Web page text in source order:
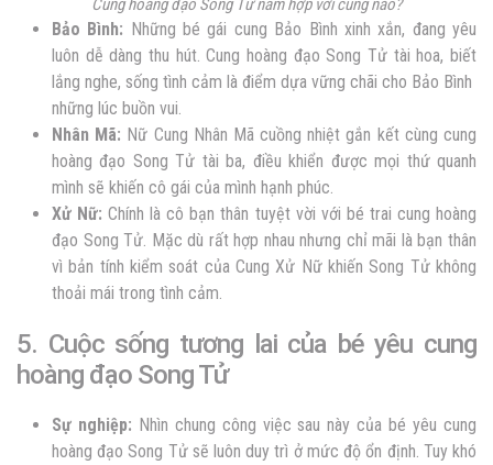
Cung hoàng đạo Song Tử nam hợp với cung nào?
Bảo Bình: Những bé gái cung Bảo Bình xinh xắn, đang yêu
luôn dễ dàng thu hút. Cung hoàng đạo Song Tử tài hoa, biết
lắng nghe, sống tình cảm là điểm dựa vững chãi cho Bảo Bình
những lúc buồn vui.
Nhân Mã: Nữ Cung Nhân Mã cuồng nhiệt gắn kết cùng cung
hoàng đạo Song Tử tài ba, điều khiển được mọi thứ quanh
mình sẽ khiến cô gái của mình hạnh phúc.
Xử Nữ: Chính là cô bạn thân tuyệt vời với bé trai cung hoàng
đạo Song Tử. Mặc dù rất hợp nhau nhưng chỉ mãi là bạn thân
vì bản tính kiểm soát của Cung Xử Nữ khiến Song Tử không
thoải mái trong tình cảm.
5. Cuộc sống tương lai của bé yêu cung
hoàng đạo Song Tử
Sự nghiệp: Nhìn chung công việc sau này của bé yêu cung
hoàng đạo Song Tử sẽ luôn duy trì ở mức độ ổn định. Tuy khó